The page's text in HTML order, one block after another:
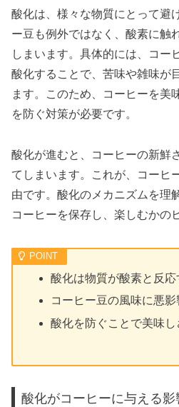
酸化は、様々な物質にとって避
ー豆も例外ではなく、酸素に触
しまいます。具体的には、コー
酸化することで、苦味や雑味が
ます。このため、コーヒーを美
を防ぐ対策が必要です。
酸化が進むと、コーヒーの新鮮
てしまいます。これが、コーヒ
由です。酸化のメカニズムを理
コーヒーを保存し、楽しむかの
酸化は物質が酸素と反応
コーヒー豆の風味に悪
酸化を防ぐことで美味し
酸化がコーヒーに与える影